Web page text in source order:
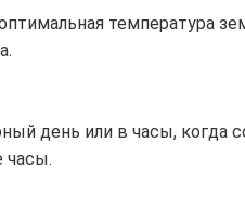
температура
день или в часы, когда
часы.